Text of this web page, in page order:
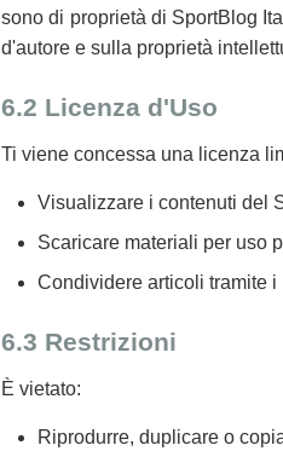
sono di proprietà di SportBlog
d'autore e sulla proprietà
6.2 Licenza d'Uso
Ti viene concessa una licenza
Visualizzare i contenuti del
Scaricare materiali per uso
Condividere articoli tramite
6.3 Restrizioni
È vietato:
Riprodurre, duplicare o